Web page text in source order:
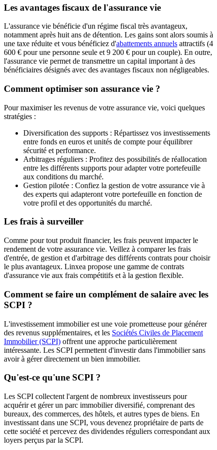
Les avantages fiscaux de l'assurance vie
L'assurance vie bénéficie d'un régime fiscal très avantageux,
notamment après huit ans de détention. Les gains sont alors soumis à
une taxe réduite et vous bénéficiez d'abattements annuels attractifs (4
600 € pour une personne seule et 9 200 € pour un couple). En outre,
l'assurance vie permet de transmettre un capital important à des
bénéficiaires désignés avec des avantages fiscaux non négligeables.
Comment optimiser son assurance vie ?
Pour maximiser les revenus de votre assurance vie, voici quelques
stratégies :
Diversification des supports : Répartissez vos investissements
entre fonds en euros et unités de compte pour équilibrer
sécurité et performance.
Arbitrages réguliers : Profitez des possibilités de réallocation
entre les différents supports pour adapter votre portefeuille
aux conditions du marché.
Gestion pilotée : Confiez la gestion de votre assurance vie à
des experts qui adapteront votre portefeuille en fonction de
votre profil et des opportunités du marché.
Les frais à surveiller
Comme pour tout produit financier, les frais peuvent impacter le
rendement de votre assurance vie. Veillez à comparer les frais
d'entrée, de gestion et d'arbitrage des différents contrats pour choisir
le plus avantageux. Linxea propose une gamme de contrats
d'assurance vie aux frais compétitifs et à la gestion flexible.
Comment se faire un complément de salaire avec les
SCPI ?
L'investissement immobilier est une voie prometteuse pour générer
des revenus supplémentaires, et les Sociétés Civiles de Placement
Immobilier (SCPI) offrent une approche particulièrement
intéressante. Les SCPI permettent d'investir dans l'immobilier sans
avoir à gérer directement un bien immobilier.
Qu'est-ce qu'une SCPI ?
Les SCPI collectent l'argent de nombreux investisseurs pour
acquérir et gérer un parc immobilier diversifié, comprenant des
bureaux, des commerces, des hôtels, et autres types de biens. En
investissant dans une SCPI, vous devenez propriétaire de parts de
cette société et percevez des dividendes réguliers correspondant aux
loyers perçus par la SCPI.